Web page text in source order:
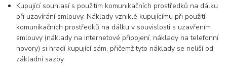
Kupující souhlasí s použitím komunikačních prostředků na dálku
při uzavírání smlouvy. Náklady vzniklé kupujícímu při použití
komunikačních prostředků na dálku v souvislosti s uzavřením
smlouvy (náklady na internetové připojení, náklady na telefonní
hovory) si hradí kupující sám, přičemž tyto náklady se neliší od
základní sazby.